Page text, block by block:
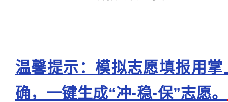
温馨提示：模拟志愿填报用
确，一键生成“冲-稳-保”志愿。